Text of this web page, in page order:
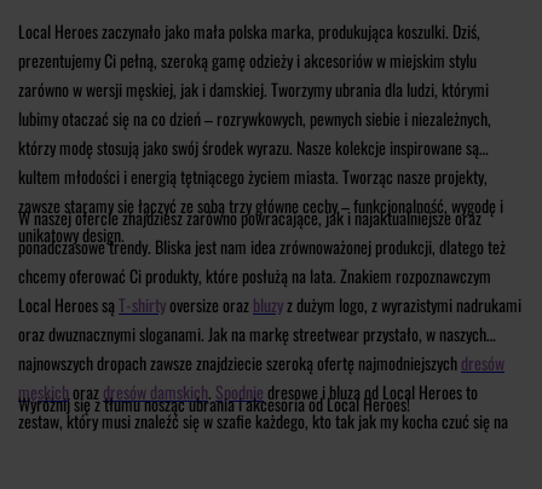
Local Heroes zaczynało jako mała polska marka, produkująca koszulki. Dziś,
prezentujemy Ci pełną, szeroką gamę odzieży i akcesoriów w miejskim stylu
zarówno w wersji męskiej, jak i damskiej. Tworzymy ubrania dla ludzi, którymi
lubimy otaczać się na co dzień – rozrywkowych, pewnych siebie i niezależnych,
którzy modę stosują jako swój środek wyrazu. Nasze kolekcje inspirowane są
kultem młodości i energią tętniącego życiem miasta. Tworząc nasze projekty,
zawsze staramy się łączyć ze sobą trzy główne cechy – funkcjonalność, wygodę i
unikatowy design.
W naszej ofercie znajdziesz zarówno powracające, jak i najaktualniejsze oraz
ponadczasowe trendy. Bliska jest nam idea zrównoważonej produkcji, dlatego też
chcemy oferować Ci produkty, które posłużą na lata. Znakiem rozpoznawczym
Local Heroes sąT-shirtyoversize orazbluzyz dużym logo, z wyrazistymi nadrukami
oraz dwuznacznymi sloganami. Jak na markę streetwear przystało, w naszych
najnowszych dropach zawsze znajdziecie szeroką ofertę najmodniejszychdresów
męskichorazdresów damskich. Spodniedresowe i bluza od Local Heroes to
zestaw, który musi znaleźć się w szafie każdego, kto tak jak my kocha czuć się na
Wyróżnij się z tłumu nosząc ubrania i akcesoria od Local Heroes!